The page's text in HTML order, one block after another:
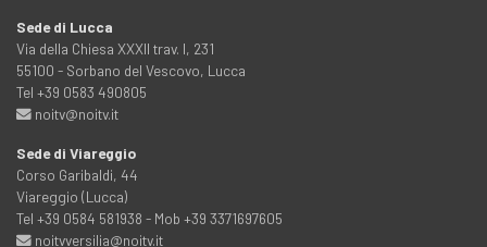
Sede di Lucca
Via della Chiesa XXXII trav. I, 231
55100 - Sorbano del Vescovo, Lucca
Tel +39 0583 490805
noitv@noitv.it
Sede di Viareggio
Corso Garibaldi, 44
Viareggio (Lucca)
Tel +39 0584 581938 - Mob +39 3371697605
noitvversilia@noitv.it